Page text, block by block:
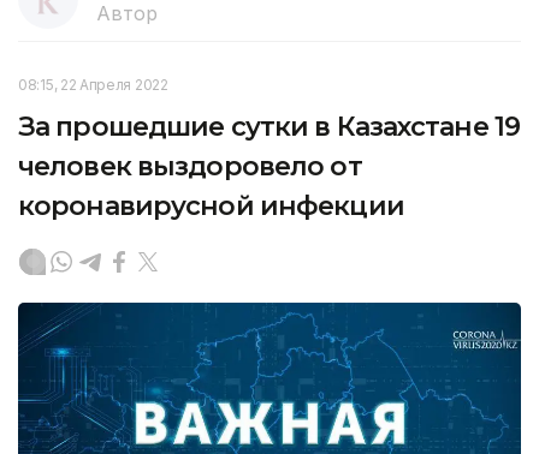
Автор
08:15, 22 Апреля 2022
За прошедшие сутки в Казахстане 19
человек выздоровело от
коронавирусной инфекции